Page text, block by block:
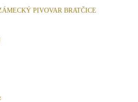
PIVOVAR BRATČICE